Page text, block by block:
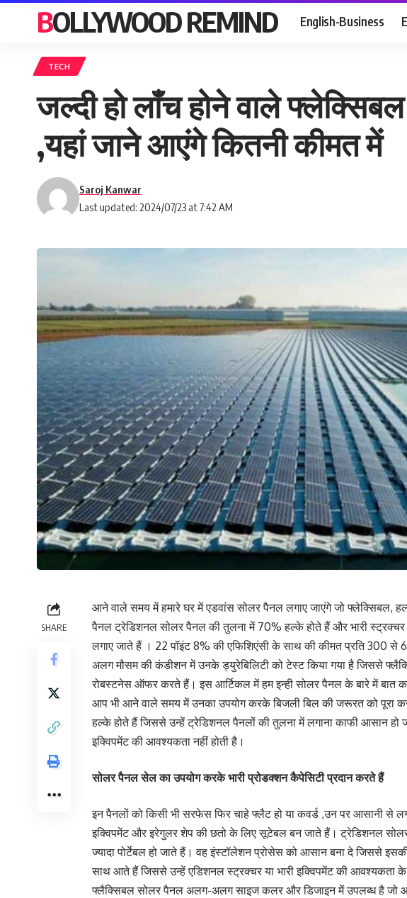
BOLLYWOOD REMIND English-Business
TECH
जल्दी हो लॉंच होने वाले
,यहां जाने आएंगे कितनी कीमत में
Last updated: 2024/07/23 at 7:42 AM
Saroj Kanwar
SHARE
आने वाले समय में हमारे घर में एडवांस सोलर पैनल लगाए जाएंगे जो फ्लेक्सिबल,
पैनल ट्रेडिशनल सोलर पैनल की तुलना में 70% हल्के होते हैं और भारी
लगाए जाते हैं । 22 पॉइंट 8% की एफिशिएंसी के साथ की कीमत प्रति 300
अलग मौसम की कंडीशन में उनके ड्युरेबिलिटी को टेस्ट किया गया है जिससे
रोबस्टनेस ऑफर करते हैं। इस आर्टिकल में हम इन्ही सोलर पैनल के बारे में बात
आप भी आने वाले समय में उनका उपयोग करके बिजली बिल की जरूरत को
हल्के होते हैं जिससे उन्हें ट्रेडिशनल पैनलों की तुलना में लगाना काफी आसान हो
इक्विपमेंट की आवश्यकता नहीं होती है।
सोलर पैनल सेल का उपयोग करके भारी प्रोडक्शन कैपेसिटी प्रदान करते हैं
इन पैनलों को किसी भी सरफेस फिर चाहे फ्लैट हो या कवर्ड ,उन पर आसानी से
इक्विपमेंट और इरेगुलर शेप की छतो के लिए सूटेबल बन जाते हैं। ट्रेडिशनल
ज्यादा पोर्टेबल हो जाते हैं। वह इंस्टॉलेशन प्रोसेस को आसान बना दे जिससे
साथ आते हैं जिससे उन्हें एडिशनल स्ट्रक्चर या भारी इक्विपमेंट की आवश्यकता
फ्लैक्सिबल सोलर पैनल अलग-अलग साइज कलर और डिजाइन में उपलब्ध है